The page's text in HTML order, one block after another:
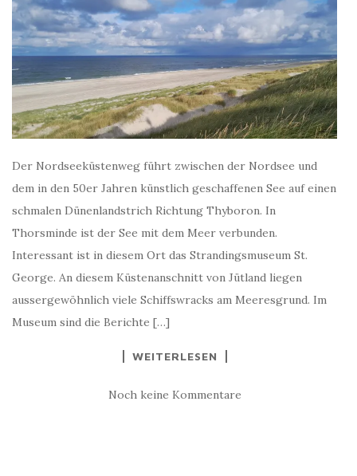
Der Nordseeküstenweg führt zwischen der Nordsee und
dem in den 50er Jahren künstlich geschaffenen See auf einen
schmalen Dünenlandstrich Richtung Thyboron. In
Thorsminde ist der See mit dem Meer verbunden.
Interessant ist in diesem Ort das Strandingsmuseum St.
George. An diesem Küstenanschnitt von Jütland liegen
aussergewöhnlich viele Schiffswracks am Meeresgrund. Im
Museum sind die Berichte […]
WEITERLESEN
Noch keine Kommentare